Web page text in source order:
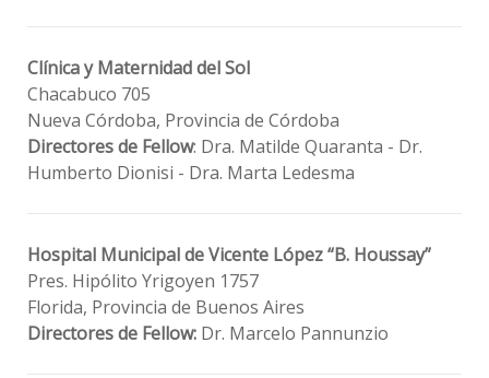
Clínica y Maternidad del Sol
Chacabuco 705
Nueva Córdoba, Provincia de Córdoba
Directores de Fellow: Dra. Matilde Quaranta - Dr.
Humberto Dionisi - Dra. Marta Ledesma
Hospital Municipal de Vicente López “B. Houssay”
Pres. Hipólito Yrigoyen 1757
Florida, Provincia de Buenos Aires
Directores de Fellow: Dr. Marcelo Pannunzio